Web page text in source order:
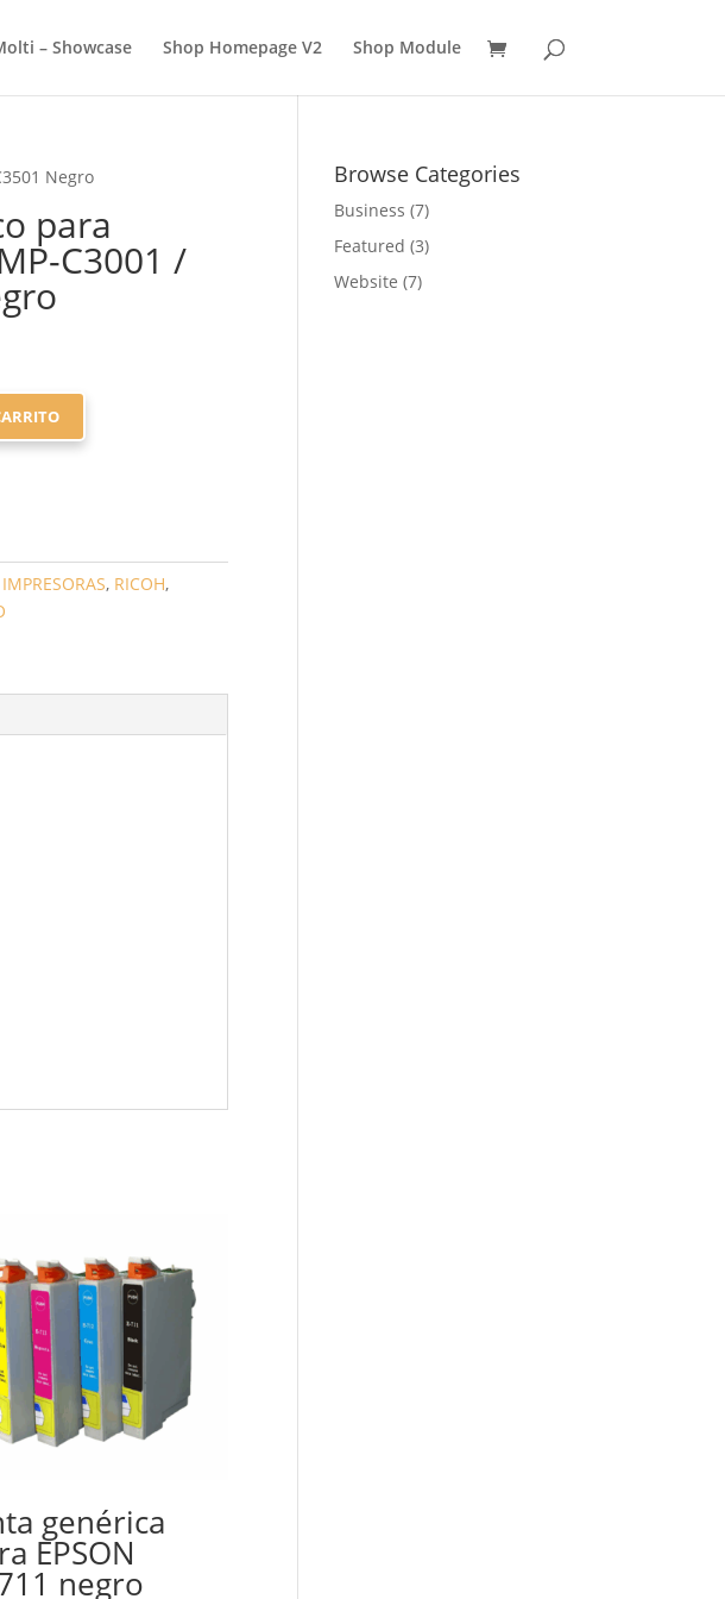
– Showcase Shop Homepage V2 Shop Module
PRODUCTOS
Negro
para
C3001 /
, RICOH,
genérica
EPSON
negro
Browse Categories
Business (7)
Featured (3)
Website (7)